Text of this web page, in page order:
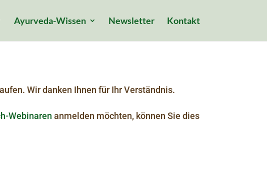
Ayurveda-Wissen Newsletter Kontakt
Wir danken Ihnen für Ihr Verständnis.
Webinaren anmelden möchten, können Sie dies